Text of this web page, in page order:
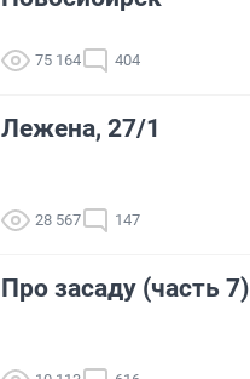
75 164 404
Лежена, 27/1
28 567 147
Про засаду (часть 7)